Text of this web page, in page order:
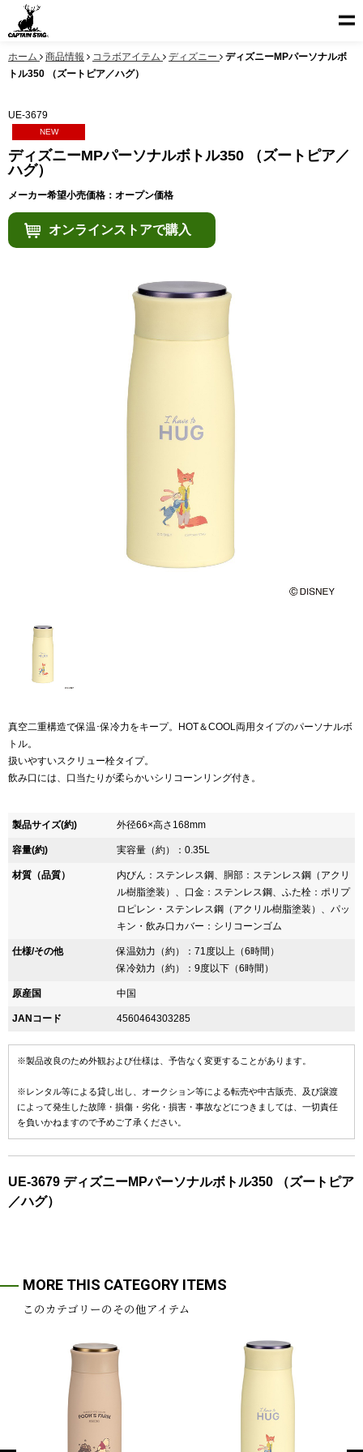
ホーム 商品情報 コラボアイテム ディズニー
ディズニーMPパーソナルボ
トル350 （ズートピア／ハグ）
UE-3679
NEW
ディズニーMPパーソナルボトル350 （ズートピア／
ハグ）
メーカー希望小売価格：オープン価格
オンラインストアで購入
真空二重構造で保温･保冷力をキープ。HOT＆COOL両用タイプのパーソナルボ
トル。
扱いやすいスクリュー栓タイプ。
飲み口には、口当たりが柔らかいシリコーンリング付き。
製品サイズ(約) 外径66×高さ168mm
容量(約) 実容量（約）：0.35L
材質（品質）
内びん：ステンレス鋼、胴部：ステンレス鋼（アクリ
ル樹脂塗装）、口金：ステンレス鋼、ふた栓：ポリプ
ロピレン・ステンレス鋼（アクリル樹脂塗装）、パッ
キン・飲み口カバー：シリコーンゴム
仕様/その他
保温効力（約）：71度以上（6時間）
保冷効力（約）：9度以下（6時間）
原産国 中国
JANコード 4560464303285
※製品改良のため外観および仕様は、予告なく変更することがあります。
※レンタル等による貸し出し、オークション等による転売や中古販売、及び譲渡
によって発生した故障・損傷・劣化・損害・事故などにつきましては、一切責任
を負いかねますので予めご了承ください。
UE-3679 ディズニーMPパーソナルボトル350 （ズートピア
／ハグ）
MORE THIS CATEGORY ITEMS
このカテゴリーのその他アイテム